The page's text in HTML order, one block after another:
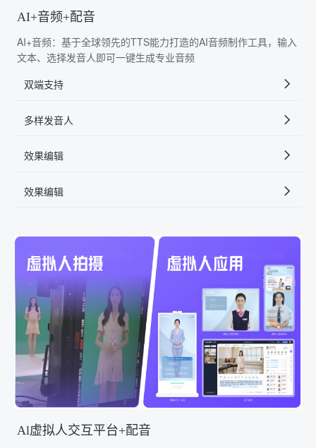
AI+音频+配音
AI+音频：基于全球领先的TTS能力打造的AI音频制作工具，输入
文本、选择发音人即可一键生成专业音频
双端支持
多样发音人
效果编辑
效果编辑
Al虚拟人交互平台+配音